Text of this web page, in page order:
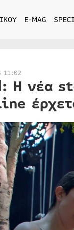
E-MAG
11:02
Η νέα